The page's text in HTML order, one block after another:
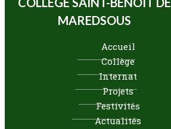
MAREDSOUS
Accueil
Collège
Internat
Projets
Festivités
Actualités